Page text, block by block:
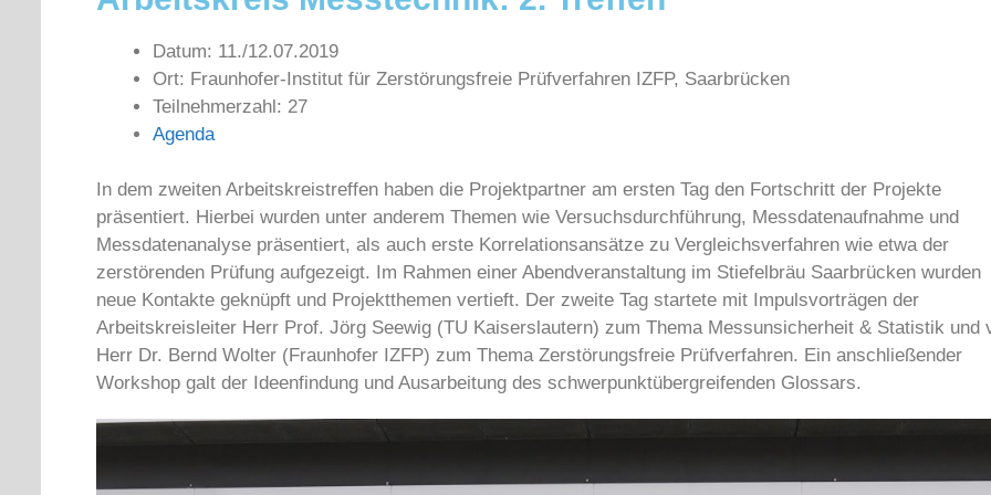
Datum: 11./12.07.2019
Ort: Fraunhofer-Institut für Zerstörungsfreie Prüfverfahren IZFP, Saarbrücken
Teilnehmerzahl: 27
Agenda
In dem zweiten Arbeitskreistreffen haben die Projektpartner am ersten Tag den Fortschritt der Projekte
präsentiert. Hierbei wurden unter anderem Themen wie Versuchsdurchführung, Messdatenaufnahme und
Messdatenanalyse präsentiert, als auch erste Korrelationsansätze zu Vergleichsverfahren wie etwa der
zerstörenden Prüfung aufgezeigt. Im Rahmen einer Abendveranstaltung im Stiefelbräu Saarbrücken wurden
neue Kontakte geknüpft und Projektthemen vertieft. Der zweite Tag startete mit Impulsvorträgen der
Arbeitskreisleiter Herr Prof. Jörg Seewig (TU Kaiserslautern) zum Thema Messunsicherheit & Statistik und
Herr Dr. Bernd Wolter (Fraunhofer IZFP) zum Thema Zerstörungsfreie Prüfverfahren. Ein anschließender
Workshop galt der Ideenfindung und Ausarbeitung des schwerpunktübergreifenden Glossars.